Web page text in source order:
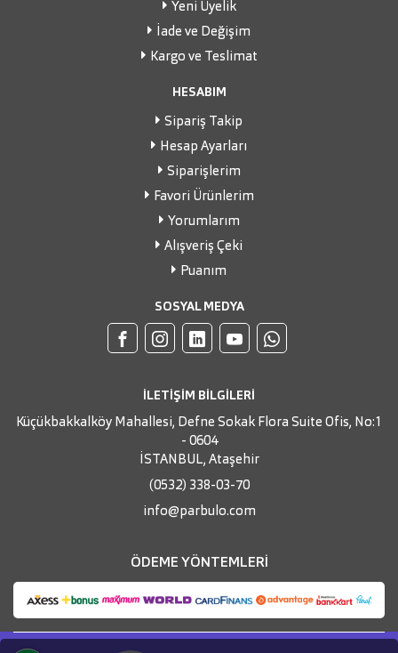
Yeni Üyelik
İade ve Değişim
Kargo ve Teslimat
HESABIM
Sipariş Takip
Hesap Ayarları
Siparişlerim
Favori Ürünlerim
Yorumlarım
Alışveriş Çeki
Puanım
SOSYAL MEDYA
İLETİŞİM BİLGİLERİ
Küçükbakkalköy Mahallesi, Defne Sokak Flora Suite Ofis, No:1
- 0604
İSTANBUL, Ataşehir
(0532) 338-03-70
info@parbulo.com
ÖDEME YÖNTEMLERİ